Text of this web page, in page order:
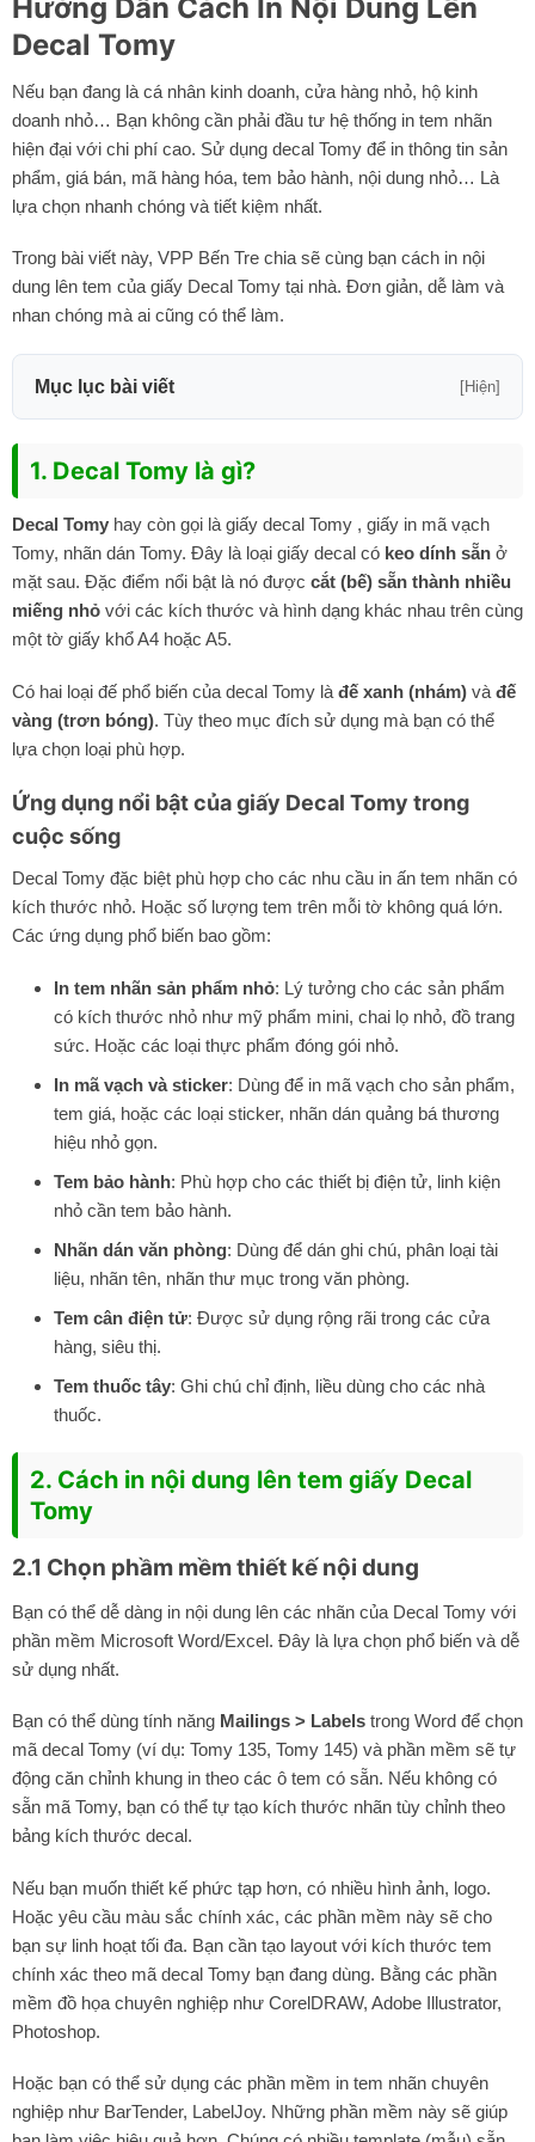
Hướng Dẫn Cách In Nội Dung Lên
Decal Tomy
Nếu bạn đang là cá nhân kinh doanh, cửa hàng nhỏ, hộ kinh
doanh nhỏ… Bạn không cần phải đầu tư hệ thống in tem nhãn
hiện đại với chi phí cao. Sử dụng decal Tomy để in thông tin sản
phẩm, giá bán, mã hàng hóa, tem bảo hành, nội dung nhỏ… Là
lựa chọn nhanh chóng và tiết kiệm nhất.
Trong bài viết này, VPP Bến Tre chia sẽ cùng bạn cách in nội
dung lên tem của giấy Decal Tomy tại nhà. Đơn giản, dễ làm và
nhan chóng mà ai cũng có thể làm.
Mục lục bài viết [Hiện]
1. Decal Tomy là gì?
Decal Tomy hay còn gọi là giấy decal Tomy , giấy in mã vạch
Tomy, nhãn dán Tomy. Đây là loại giấy decal có keo dính sẵn ở
mặt sau. Đặc điểm nổi bật là nó được cắt (bế) sẵn thành nhiều
miếng nhỏ với các kích thước và hình dạng khác nhau trên cùng
một tờ giấy khổ A4 hoặc A5.
Có hai loại đế phổ biến của decal Tomy là đế xanh (nhám) và đế
vàng (trơn bóng). Tùy theo mục đích sử dụng mà bạn có thể
lựa chọn loại phù hợp.
Ứng dụng nổi bật của giấy Decal Tomy trong
cuộc sống
Decal Tomy đặc biệt phù hợp cho các nhu cầu in ấn tem nhãn có
kích thước nhỏ. Hoặc số lượng tem trên mỗi tờ không quá lớn.
Các ứng dụng phổ biến bao gồm:
In tem nhãn sản phẩm nhỏ: Lý tưởng cho các sản phẩm
có kích thước nhỏ như mỹ phẩm mini, chai lọ nhỏ, đồ trang
sức. Hoặc các loại thực phẩm đóng gói nhỏ.
In mã vạch và sticker: Dùng để in mã vạch cho sản phẩm,
tem giá, hoặc các loại sticker, nhãn dán quảng bá thương
hiệu nhỏ gọn.
Tem bảo hành: Phù hợp cho các thiết bị điện tử, linh kiện
nhỏ cần tem bảo hành.
Nhãn dán văn phòng: Dùng để dán ghi chú, phân loại tài
liệu, nhãn tên, nhãn thư mục trong văn phòng.
Tem cân điện tử: Được sử dụng rộng rãi trong các cửa
hàng, siêu thị.
Tem thuốc tây: Ghi chú chỉ định, liều dùng cho các nhà
thuốc.
2. Cách in nội dung lên tem giấy Decal
Tomy
2.1 Chọn phầm mềm thiết kế nội dung
Bạn có thể dễ dàng in nội dung lên các nhãn của Decal Tomy với
phần mềm Microsoft Word/Excel. Đây là lựa chọn phổ biến và dễ
sử dụng nhất.
Bạn có thể dùng tính năng Mailings > Labels trong Word để chọn
mã decal Tomy (ví dụ: Tomy 135, Tomy 145) và phần mềm sẽ tự
động căn chỉnh khung in theo các ô tem có sẵn. Nếu không có
sẵn mã Tomy, bạn có thể tự tạo kích thước nhãn tùy chỉnh theo
bảng kích thước decal.
Nếu bạn muốn thiết kế phức tạp hơn, có nhiều hình ảnh, logo.
Hoặc yêu cầu màu sắc chính xác, các phần mềm này sẽ cho
bạn sự linh hoạt tối đa. Bạn cần tạo layout với kích thước tem
chính xác theo mã decal Tomy bạn đang dùng. Bằng các phần
mềm đồ họa chuyên nghiệp như CorelDRAW, Adobe Illustrator,
Photoshop.
Hoặc bạn có thể sử dụng các phần mềm in tem nhãn chuyên
nghiệp như BarTender, LabelJoy. Những phần mềm này sẽ giúp